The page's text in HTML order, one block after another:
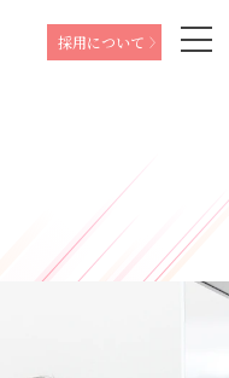
採用について